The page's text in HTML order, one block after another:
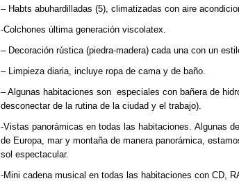
– Habts abuhardilladas (5), climatizadas con aire
-Colchones última generación viscolatex.
– Decoración rústica (piedra-madera) cada
– Limpieza diaria, incluye ropa
– Algunas habitaciones son especiales con bañera de
desconectar de la rutina de la ciudad y el trabajo).
-Vistas panorámicas en todas las habitaciones. Algunas
de Europa, mar y montaña de manera panorámica,
sol espectacular.
-Mini cadena musical en todas las habitaciones con CD,